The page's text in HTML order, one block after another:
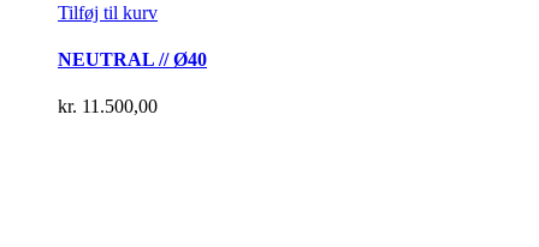
Tilføj til kurv
NEUTRAL // Ø40
kr. 11.500,00